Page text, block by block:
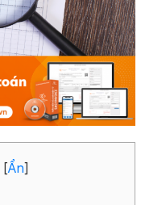
[Ẩn]